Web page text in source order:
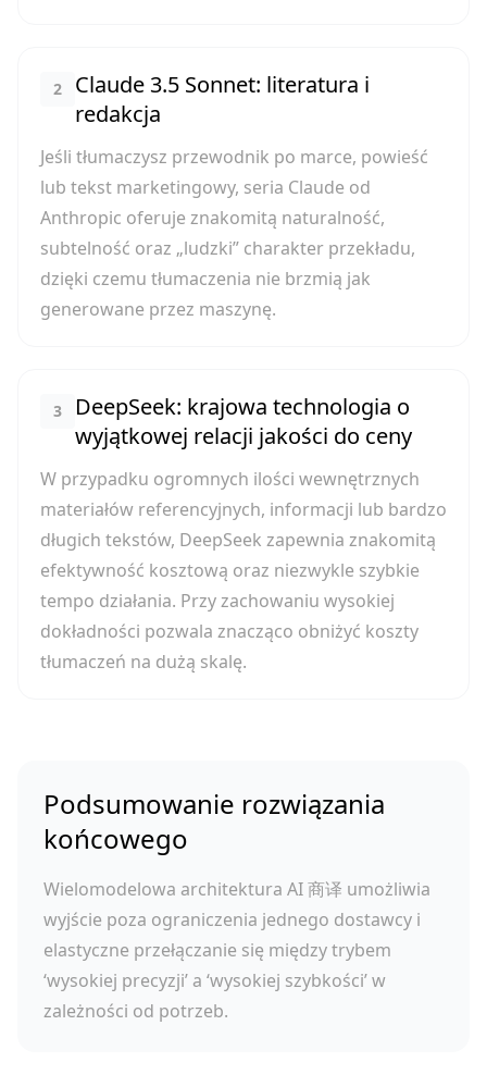
2
Claude 3.5 Sonnet: literatura i
redakcja
Jeśli tłumaczysz przewodnik po marce, powieść
lub tekst marketingowy, seria Claude od
Anthropic oferuje znakomitą naturalność,
subtelność oraz „ludzki” charakter przekładu,
dzięki czemu tłumaczenia nie brzmią jak
generowane przez maszynę.
3
DeepSeek: krajowa technologia o
wyjątkowej relacji jakości do ceny
W przypadku ogromnych ilości wewnętrznych
materiałów referencyjnych, informacji lub bardzo
długich tekstów, DeepSeek zapewnia znakomitą
efektywność kosztową oraz niezwykle szybkie
tempo działania. Przy zachowaniu wysokiej
dokładności pozwala znacząco obniżyć koszty
tłumaczeń na dużą skalę.
Podsumowanie rozwiązania
końcowego
Wielomodelowa architektura AI 商译 umożliwia
wyjście poza ograniczenia jednego dostawcy i
elastyczne przełączanie się między trybem
‘wysokiej precyzji’ a ‘wysokiej szybkości’ w
zależności od potrzeb.